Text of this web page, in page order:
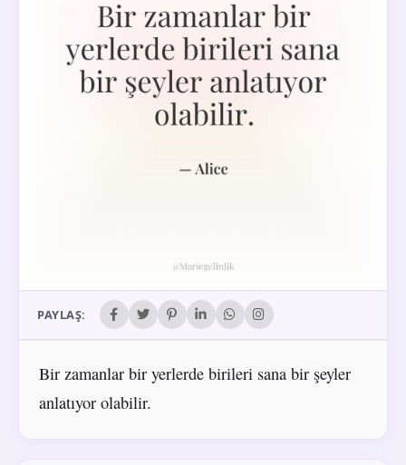
PAYLAŞ:
Bir zamanlar bir yerlerde birileri sana bir şeyler
anlatıyor olabilir.